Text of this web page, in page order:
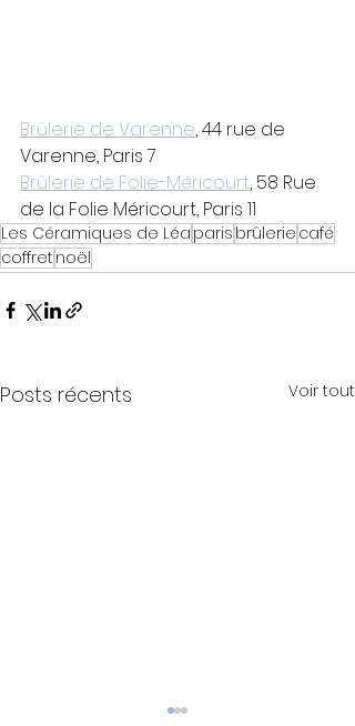
Brûlerie de Varenne, 44 rue de
Varenne, Paris 7
Brûlerie de Folie-Méricourt, 58 Rue
de la Folie Méricourt, Paris 11
Les Céramiques de Léa paris brûlerie café
coffret noël
Posts récents Voir tout